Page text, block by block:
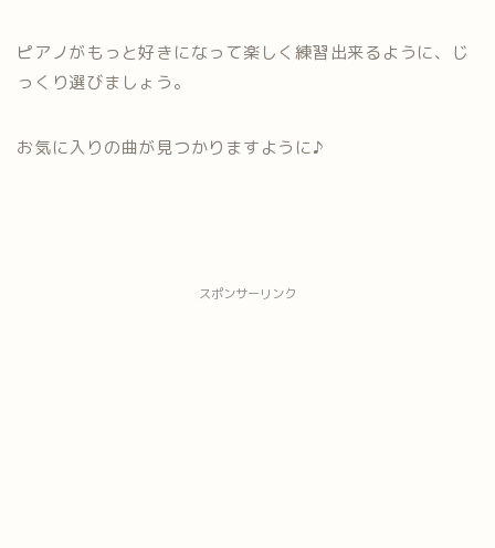
ピアノがもっと好きになって楽しく練習出来るように、じ
っくり選びましょう。
お気に入りの曲が見つかりますように♪
スポンサーリンク